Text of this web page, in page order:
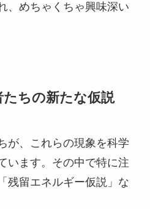
、めちゃくちゃ興味深い
ちの新たな仮説
が、これらの現象を科学
います。その中で特に注
残留エネルギー仮説」な